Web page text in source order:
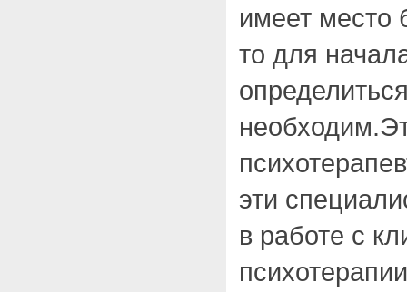
имеет место
то для
эти
в работе с